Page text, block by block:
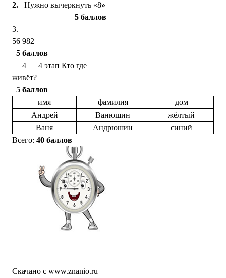
2.
Нужно вычеркнуть «8»
5 баллов
3.
56
5 баллов
4 4 этап Кто где
живёт?
5 баллов
имя
фамилия
дом
Андрей
Ванюшин
жёлтый
Ваня
Андрюшин
синий
Всего: 40 баллов
Скачано с www.znanio.ru